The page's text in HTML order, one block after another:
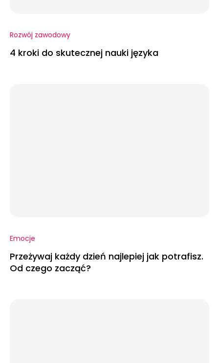
Rozwój zawodowy
4 kroki do skutecznej nauki języka
Emocje
Przeżywaj każdy dzień najlepiej jak potrafisz.
Od czego zacząć?